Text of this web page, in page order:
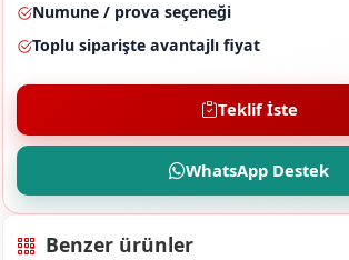
Numune / prova seçeneği
Toplu siparişte avantajlı fiyat
Teklif İste
WhatsApp Destek
Benzer ürünler